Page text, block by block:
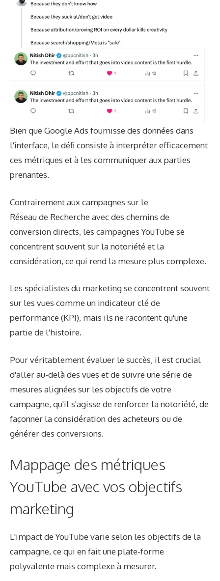
Bien que Google Ads fournisse des données dans
l'interface, le défi consiste à interpréter efficacement
ces métriques et à les communiquer aux parties
prenantes.
Contrairement aux campagnes sur le
Réseau de Recherche avec des chemins de
conversion directs, les campagnes YouTube se
concentrent souvent sur la notoriété et la
considération, ce qui rend la mesure plus complexe.
Les spécialistes du marketing se concentrent souvent
sur les vues comme un indicateur clé de
performance (KPI), mais ils ne racontent qu'une
partie de l'histoire.
Pour véritablement évaluer le succès, il est crucial
d'aller au-delà des vues et de suivre une série de
mesures alignées sur les objectifs de votre
campagne, qu'il s'agisse de renforcer la notoriété, de
façonner la considération des acheteurs ou de
générer des conversions.
Mappage des métriques
YouTube avec vos objectifs
marketing
L'impact de YouTube varie selon les objectifs de la
campagne, ce qui en fait une plate-forme
polyvalente mais complexe à mesurer.